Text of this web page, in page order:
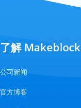
了解 Makeblock
公司新闻
官方博客